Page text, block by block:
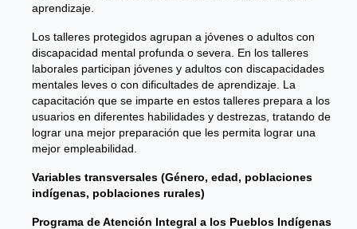
aprendizaje.
Los talleres protegidos agrupan a jóvenes o adultos con
discapacidad mental profunda o severa. En los talleres
laborales participan jóvenes y adultos con discapacidades
mentales leves o con dificultades de aprendizaje. La
capacitación que se imparte en estos talleres prepara a los
usuarios en diferentes habilidades y destrezas, tratando de
lograr una mejor preparación que les permita lograr una
mejor empleabilidad.
Variables transversales (Género, edad, poblaciones
indígenas, poblaciones rurales)
Programa de Atención Integral a los Pueblos Indígenas